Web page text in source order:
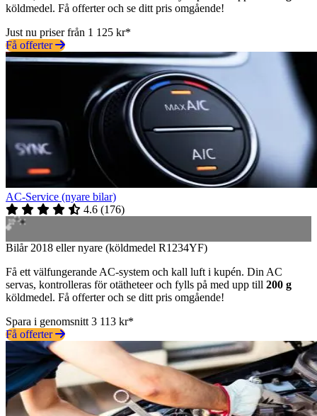
köldmedel. Få offerter och se ditt pris omgående!
Just nu priser från 1 125 kr*
Få offerter
AC-Service (nyare bilar)
4.6 (176)
Bilår 2018 eller nyare (köldmedel R1234YF)
Få ett välfungerande AC-system och kall luft i kupén. Din AC
servas, kontrolleras för otätheteer och fylls på med upp till 200 g
köldmedel. Få offerter och se ditt pris omgående!
Spara i genomsnitt 3 113 kr*
Få offerter